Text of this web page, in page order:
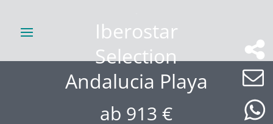
Iberostar
Selection
Andalucia Playa
ab 913 €